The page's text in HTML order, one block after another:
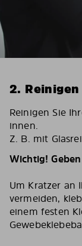
2.
Reinigen Sie
innen.
Z. B. mit
Wichtig!
Um Kratzer an
vermeiden,
einem festen